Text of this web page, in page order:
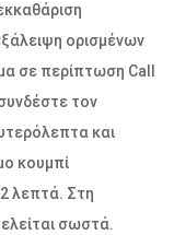
ορισμένων
σε περίπτωση Call
τον
και
κουμπί
λεπτά. Στη
σωστά.